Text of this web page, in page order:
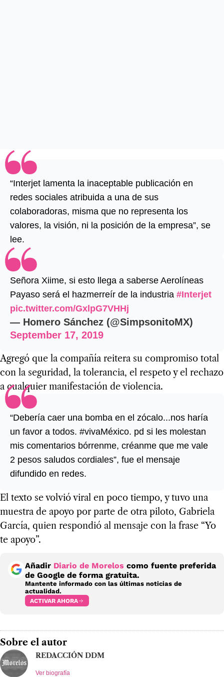
“Interjet lamenta la inaceptable publicación en
redes sociales atribuida a una de sus
colaboradoras, misma que no representa los
valores, la visión, ni la posición de la empresa”, se
lee.
Señora Xiime, si esto llega a saberse Aerolíneas
Payaso será el hazmerreír de la industria #Interjet
pic.twitter.com/GxlpG7VHHj
— Homero Sánchez (@SimpsonitoMX)
September 17, 2019
Agregó que la compañía reitera su compromiso total
con la seguridad, la tolerancia, el respeto y el rechazo
a cualquier manifestación de violencia.
“Debería caer una bomba en el zócalo...nos haría
un favor a todos. #vivaMéxico. pd si les molestan
mis comentarios bórrenme, créanme que me vale
2 pesos saludos cordiales”, fue el mensaje
difundido en redes.
El texto se volvió viral en poco tiempo, y tuvo una
muestra de apoyo por parte de otra piloto, Gabriela
García, quien respondió al mensaje con la frase “Yo
te apoyo”.
Añadir Diario de Morelos como fuente preferida
de Google de forma gratuita.
Mantente informado con las últimas noticias de
actualidad.
ACTIVAR AHORA
Sobre el autor
REDACCIÓN DDM
Ver biografía